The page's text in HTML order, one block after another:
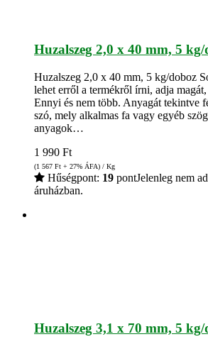
Huzalszeg 2,0 x 40 mm, 5 kg/
Huzalszeg 2,0 x 40 mm, 5 kg/doboz
lehet erről a termékről írni, adja
Ennyi és nem több. Anyagát tekintve
szó, mely alkalmas fa vagy egyéb
anyagok…
1 990 Ft
(1 567 Ft + 27% ÁFA) / Kg
Hűségpont: 19 pontJelenleg nem
áruházban.
Huzalszeg 3,1 x 70 mm, 5 kg/